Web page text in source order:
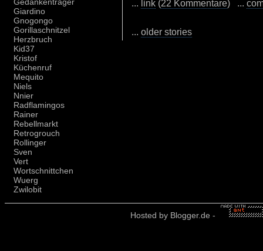
Giardino
Gnogongo
Gorillaschnitzel
Herzbruch
Kid37
Kristof
Küchenruf
Mequito
Niels
Nnier
Radflamingos
Rainer
Rebellmarkt
Retrogrouch
Rollinger
Sven
Vert
Wortschnittchen
Wuerg
Zwilobit
... link (22 Kommentare) ...
... older stories
Hosted by Blogger.de -